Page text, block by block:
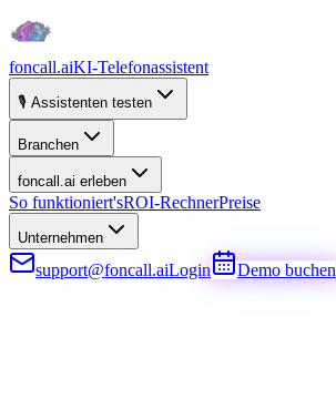
foncall.aiKI-Telefonassistent
🎙️ Assistenten testen
Branchen
foncall.ai erleben
So funktioniert'sROI-RechnerPreise
Unternehmen
support@foncall.aiLogin Demo buchen